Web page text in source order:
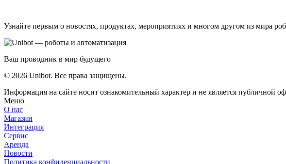
Узнайте первым о новостях, продуктах, мероприятиях и многом другом из мира
Ваш проводник в мир будущего
© 2026 Unibot. Все права защищены.
Информация на сайте носит ознакомительный характер и не является публичной
Меню
О нас
Магазин
Интеграция
Сервис
Аренда
Новости
Политика конфиденциальности